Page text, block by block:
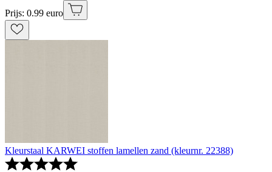
Prijs: 0.99 euro
Kleurstaal KARWEI stoffen lamellen zand (kleurnr. 22388)